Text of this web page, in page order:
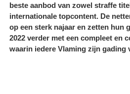
beste aanbod van zowel straffe
internationale topcontent. De
op een sterk najaar en zetten hun
2022 verder met een compleet en
waarin iedere Vlaming zijn gading